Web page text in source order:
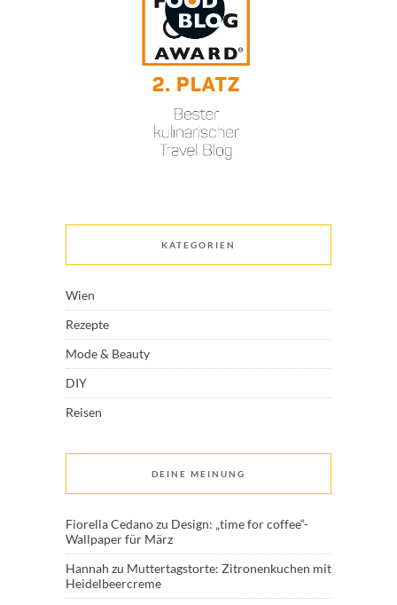
KATEGORIEN
Wien
Rezepte
Mode & Beauty
DIY
Reisen
DEINE MEINUNG
Fiorella Cedanozu Design: „time for coffee“-
Wallpaper für März
Hannah zu Muttertagstorte: Zitronenkuchen mit
Heidelbeercreme